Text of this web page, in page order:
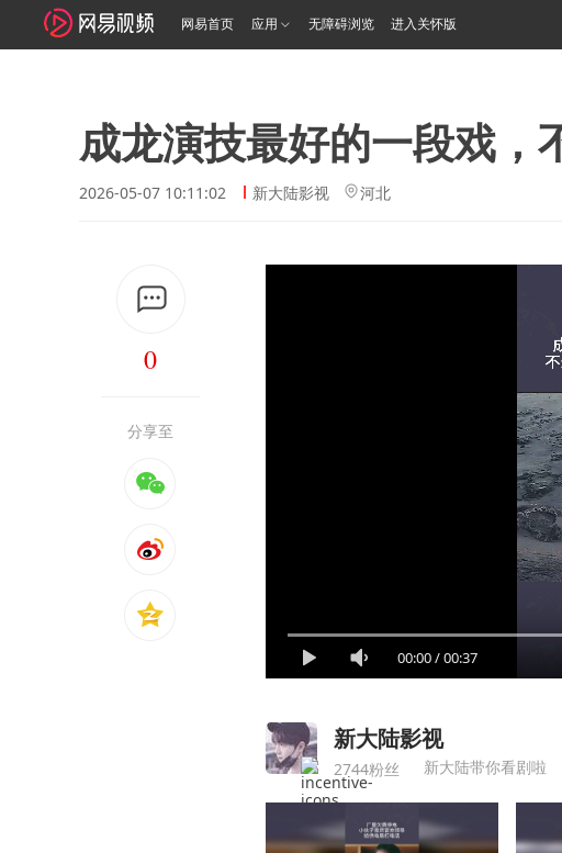
网易首页 应用 无障碍浏览 进入关怀版
成龙演技最好的一段戏，
2026-05-07 10:11:02 新大陆影视 河北
0
分享至
00:00/00:37
新大陆影视
2744粉丝 新大陆带你看剧啦